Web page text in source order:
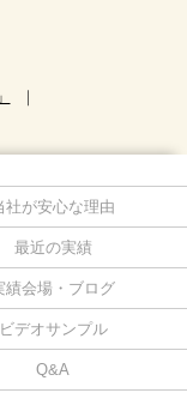
｜
社が安心な理由
最近の実績
績会場・ブログ
ビデオサンプル
Q&A